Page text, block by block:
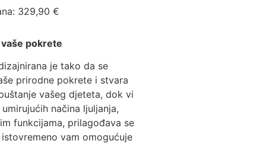
329,90 €
pokrete
je tako da se
prirodne pokrete i stvara
vašeg djeteta, dok vi
načina ljuljanja,
funkcijama, prilagođava se
vam omogućuje